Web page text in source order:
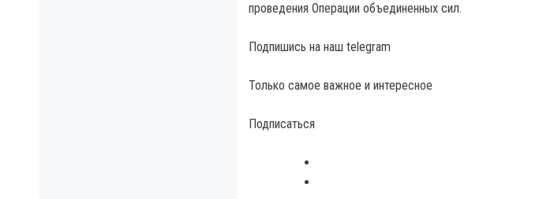
проведения Операции объединенных сил.
Подпишись на наш telegram
Только самое важное и интересное
Подписаться